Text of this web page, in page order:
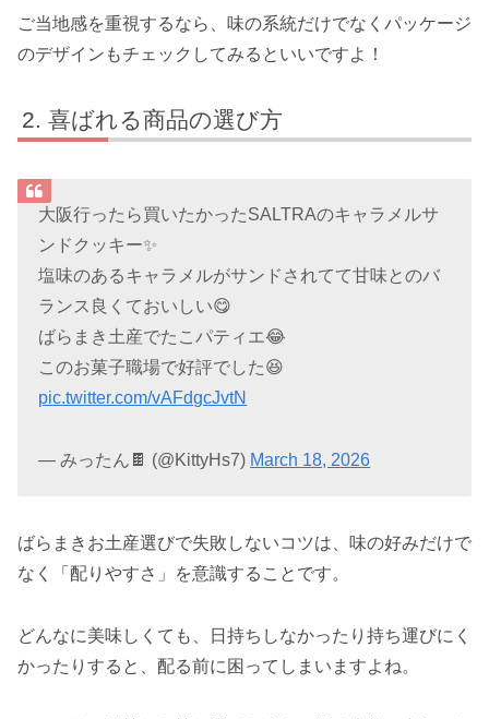
ご当地感を重視するなら、味の系統だけでなくパッケージ
のデザインもチェックしてみるといいですよ！
喜ばれる商品の選び方
大阪行ったら買いたかったSALTRAのキャラメルサ
ンドクッキー✨
塩味のあるキャラメルがサンドされてて甘味とのバ
ランス良くておいしい😋
ばらまき土産でたこパティエ😂
このお菓子職場で好評でした😆
pic.twitter.com/vAFdgcJvtN
— みったん🍫 (@KittyHs7) March 18, 2026
ばらまきお土産選びで失敗しないコツは、味の好みだけで
なく「配りやすさ」を意識することです。
どんなに美味しくても、日持ちしなかったり持ち運びにく
かったりすると、配る前に困ってしまいますよね。